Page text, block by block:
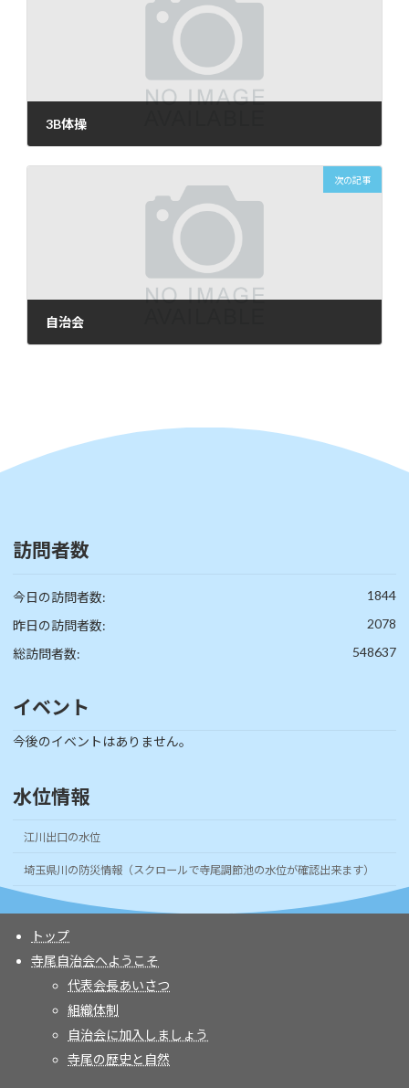
3B体操
次の記事
自治会
訪問者数
1844
今日の訪問者数:
2078
昨日の訪問者数:
548637
総訪問者数:
イベント
今後のイベントはありません。
水位情報
江川出口の水位
埼玉県川の防災情報（スクロールで寺尾調節池の水位が確認出来ます）
トップ
寺尾自治会へようこそ
代表会長あいさつ
組織体制
自治会に加入しましょう
寺尾の歴史と自然